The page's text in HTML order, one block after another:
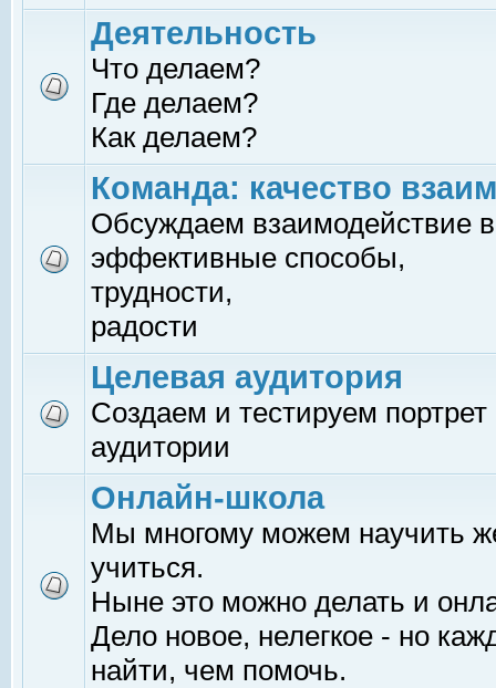
Деятельность
Что делаем?
Где делаем?
Как делаем?
Команда: качество
Обсуждаем взаимодействие
эффективные способы,
трудности,
радости
Целевая аудитория
Создаем и тестируем
аудитории
Онлайн-школа
Мы многому можем научить
учиться.
Ныне это можно делать и
Дело новое, нелегкое - но
найти, чем помочь.